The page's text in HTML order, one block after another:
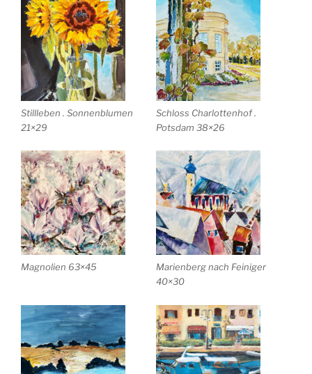
Stillleben . Sonnenblumen
21×29
Schloss Charlottenhof .
Potsdam 38×26
Magnolien 63×45
Marienberg nach Feiniger
40×30